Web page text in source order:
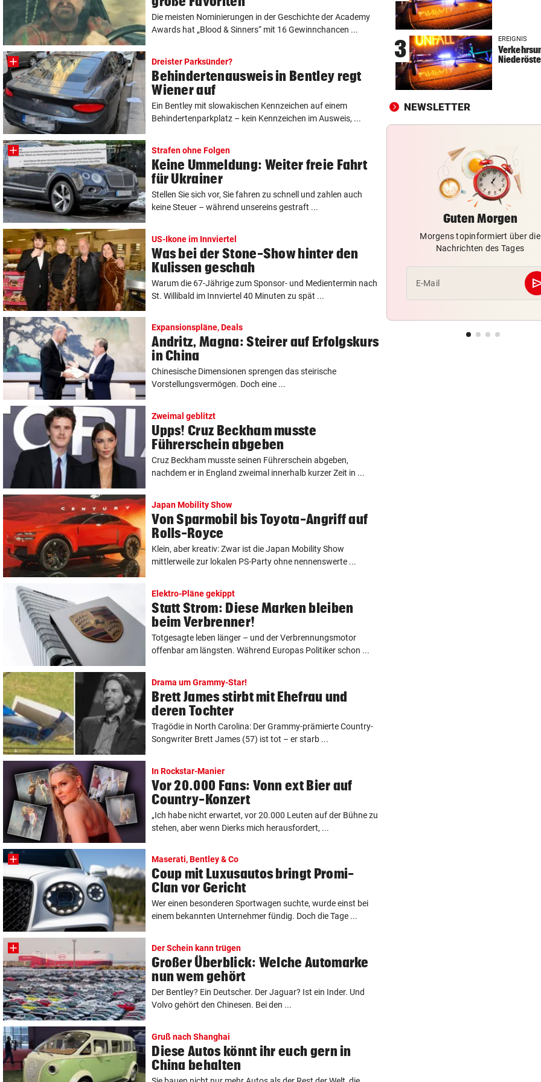
Die meisten Nominierungen in der Geschichte der Academy
Awards hat „Blood & Sinners“ mit 16 Gewinnchancen ...
Dreister Parksünder?
Behindertenausweis in Bentley regt
Wiener auf
Ein Bentley mit slowakischen Kennzeichen auf einem
Behindertenparkplatz – kein Kennzeichen im Ausweis, ...
Strafen ohne Folgen
Keine Ummeldung: Weiter freie Fahrt
für Ukrainer
Stellen Sie sich vor, Sie fahren zu schnell und zahlen auch
keine Steuer – während unsereins gestraft ...
US-Ikone im Innviertel
Was bei der Stone-Show hinter den
Kulissen geschah
Warum die 67-Jährige zum Sponsor- und Medientermin nach
St. Willibald im Innviertel 40 Minuten zu spät ...
Expansionspläne, Deals
Andritz, Magna: Steirer auf Erfolgskurs
in China
Chinesische Dimensionen sprengen das steirische
Vorstellungsvermögen. Doch eine ...
Zweimal geblitzt
Upps! Cruz Beckham musste
Führerschein abgeben
Cruz Beckham musste seinen Führerschein abgeben,
nachdem er in England zweimal innerhalb kurzer Zeit in ...
Japan Mobility Show
Von Sparmobil bis Toyota-Angriff auf
Rolls-Royce
Klein, aber kreativ: Zwar ist die Japan Mobility Show
mittlerweile zur lokalen PS-Party ohne nennenswerte ...
Elektro-Pläne gekippt
Statt Strom: Diese Marken bleiben
beim Verbrenner!
Totgesagte leben länger – und der Verbrennungsmotor
offenbar am längsten. Während Europas Politiker schon ...
Drama um Grammy-Star!
Brett James stirbt mit Ehefrau und
deren Tochter
Tragödie in North Carolina: Der Grammy-prämierte Country-
Songwriter Brett James (57) ist tot – er starb ...
In Rockstar-Manier
Vor 20.000 Fans: Vonn ext Bier auf
Country-Konzert
„Ich habe nicht erwartet, vor 20.000 Leuten auf der Bühne zu
stehen, aber wenn Dierks mich herausfordert, ...
Maserati, Bentley & Co
Coup mit Luxusautos bringt Promi-
Clan vor Gericht
Wer einen besonderen Sportwagen suchte, wurde einst bei
einem bekannten Unternehmer fündig. Doch die Tage ...
Der Schein kann trügen
Großer Überblick: Welche Automarke
nun wem gehört
Der Bentley? Ein Deutscher. Der Jaguar? Ist ein Inder. Und
Volvo gehört den Chinesen. Bei den ...
Gruß nach Shanghai
Diese Autos könnt ihr euch gern in
China behalten
2. LIGA
Wacker fordert den großen
Aufstiegsfavoriten
FIFA IN DER KRITIK
Wie Infantino jetzt in den
LEIPZIGS SEIWALD vor
Schwiegermütter!“
3 EREIGNIS
NEWSLETTER
Guten Morgen
Morgens topinformiert über die
Nachrichten des Tages
E-Mail